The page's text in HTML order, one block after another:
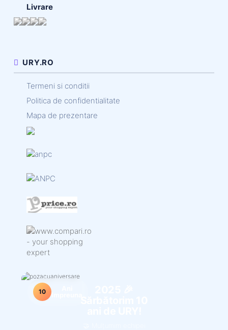
Livrare
URY.RO
Termeni si conditii
Politica de confidentialitate
Mapa de prezentare
10